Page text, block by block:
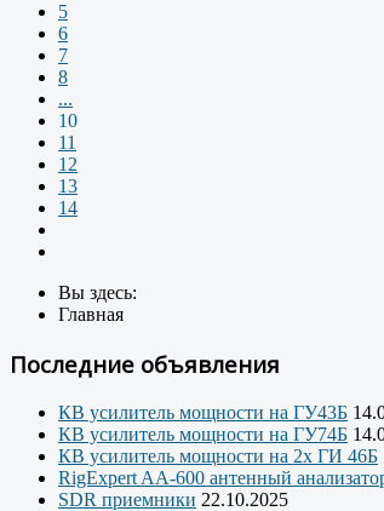
5
6
7
8
...
10
11
12
13
14
Вы здесь:
Главная
Последние объявления
КВ усилитель мощности на ГУ43Б
КВ усилитель мощности на ГУ74Б
КВ усилитель мощности на 2х ГИ 46Б
RigExpert AA-600 антенный
SDR приемники 22.10.2025